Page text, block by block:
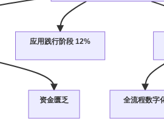
应用践行阶段 12%
资金匮乏 全流程数字